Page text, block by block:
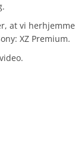
at vi herhjemme
XZ Premium.